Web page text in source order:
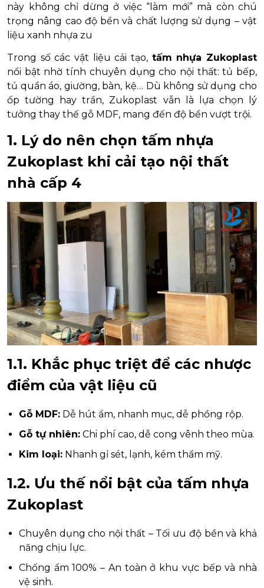
này không chỉ dừng ở việc “làm mới” mà còn chú
trọng nâng cao độ bền và chất lượng sử dụng – vật
liệu xanh nhựa zu
Trong số các vật liệu cải tạo, tấm nhựa Zukoplast
nổi bật nhờ tính chuyên dụng cho nội thất: tủ bếp,
tủ quần áo, giường, bàn, kệ… Dù không sử dụng cho
ốp tường hay trần, Zukoplast vẫn là lựa chọn lý
tưởng thay thế gỗ MDF, mang đến độ bền vượt trội.
1. Lý do nên chọn tấm nhựa
Zukoplast khi cải tạo nội thất
nhà cấp 4
1.1. Khắc phục triệt để các nhược
điểm của vật liệu cũ
Gỗ MDF: Dễ hút ẩm, nhanh mục, dễ phồng rộp.
Gỗ tự nhiên: Chi phí cao, dễ cong vênh theo mùa.
Kim loại: Nhanh gỉ sét, lạnh, kém thẩm mỹ.
1.2. Ưu thế nổi bật của tấm nhựa
Zukoplast
Chuyên dụng cho nội thất – Tối ưu độ bền và khả
năng chịu lực.
Chống ẩm 100% – An toàn ở khu vực bếp và nhà
vệ sinh.